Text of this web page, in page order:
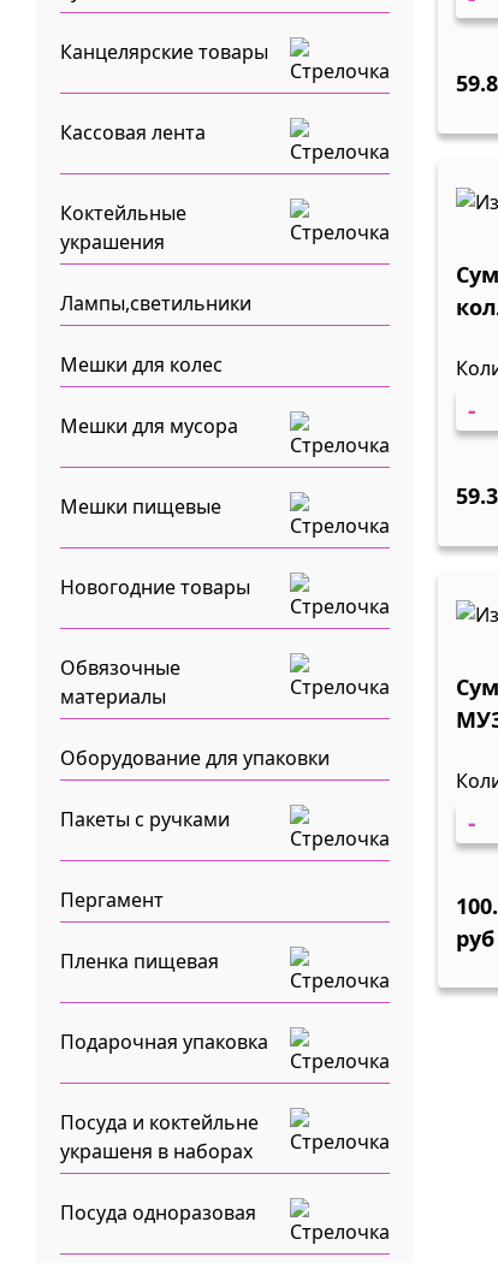
Канцелярские товары
Кассовая лента
Коктейльные
украшения
Лампы,светильники
Мешки для колес
Мешки для мусора
Мешки пищевые
Новогодние товары
Обвязочные
материалы
Оборудование для упаковки
Пакеты с ручками
Пергамент
Пленка пищевая
Подарочная упаковка
Посуда и коктейльне
украшеня в наборах
Посуда одноразовая
коллаж
-
-
руб